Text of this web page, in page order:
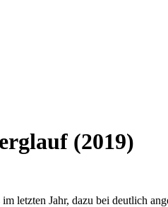
(2019)
letzten Jahr, dazu bei deutlich